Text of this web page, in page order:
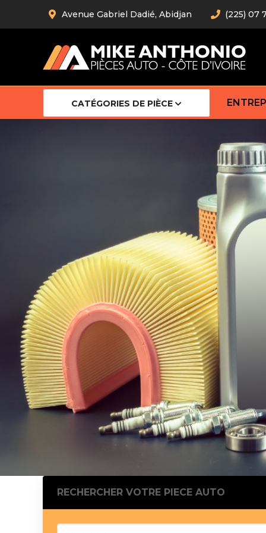
Avenue Gabriel Dadié, Abidjan (225) 07
CATÉGORIES DE PIÈCE
Barre
Barre
Robot
Bras
Cardan
Pistons
Feu
Bague
Bague
Calle
Chaine
RECHERCHER VOTRE PIECE AUTO